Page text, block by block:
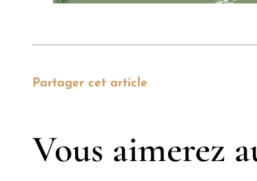
Partager cet article
Vous aimerez